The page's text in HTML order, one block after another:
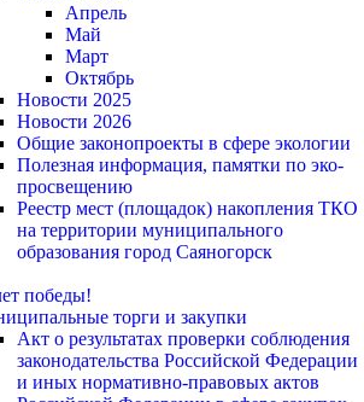
Апрель
Май
Март
Октябрь
Новости 2025
Новости 2026
Общие законопроекты в сфере экологии
Полезная информация, памятки по эко-
просвещению
Реестр мест (площадок) накопления ТКО
на территории муниципального
образования город Саяногорск
победы!
торги и закупки
Акт о результатах проверки соблюдения
законодательства Российской Федерации
и иных нормативно-правовых актов